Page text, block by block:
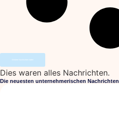
Weitere Nachrichten laden
Dies waren alles Nachrichten.
Die neuesten unternehmerischen Nachrichten